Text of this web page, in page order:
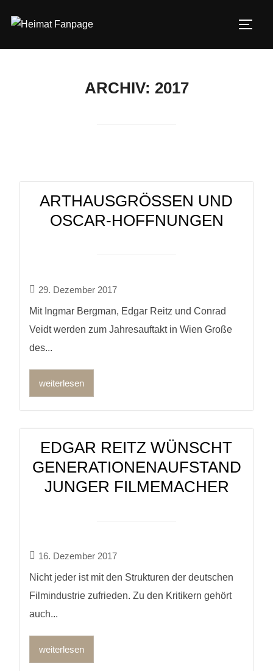
Inhalt
ARCHIV: 2017
ARTHAUSGRÖSSEN UND O
SCAR-HOFFNUNGEN
29. Dezember 2017
Mit Ingmar Bergman, Edgar Reitz und Conrad
Veidt werden zum Jahresauftakt in Wien Große
des...
weiterlesen
EDGAR REITZ WÜNSCHT
GENERATIONENAUFSTAND
JUNGER FILMEMACHER
16. Dezember 2017
Nicht jeder ist mit den Strukturen der deutschen
Filmindustrie zufrieden. Zu den Kritikern gehört
auch...
weiterlesen